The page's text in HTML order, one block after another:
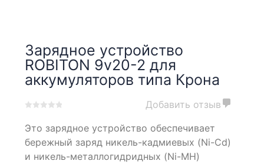
Зарядное устройство
ROBITON 9v20-2 для
аккумуляторов типа Крона
out
of
based
on
Добавить отзыв
Это зарядное устройство обеспечивает
бережный заряд никель-кадмиевых (Ni-Cd)
и никель-металлогидридных (Ni-MH)